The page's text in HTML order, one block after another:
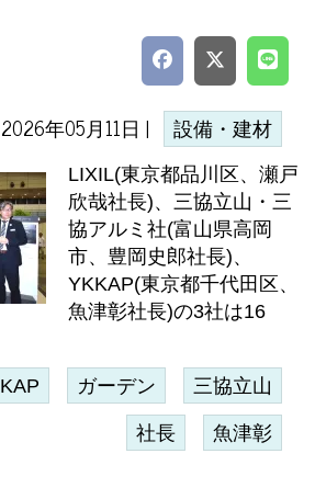
2026年05月11日 | 設備・建材
LIXIL(東京都品川区、瀬戸
欣哉社長)、三協立山・三
協アルミ社(富山県高岡
市、豊岡史郎社長)、
YKKAP(東京都千代田区、
魚津彰社長)の3社は16
ガーデン 三協立山
社長 魚津彰